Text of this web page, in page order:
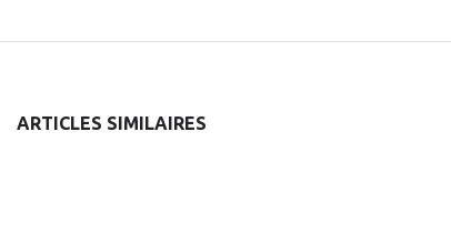
ARTICLES SIMILAIRES